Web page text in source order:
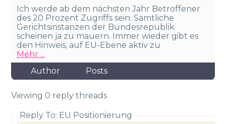
Ich werde ab dem nächsten Jahr Betroffener
des 20 Prozent Zugriffs sein. Sämtliche
Gerichtsinstanzen der Bundesrepublik
scheinen ja zu mauern. Immer wieder gibt es
den Hinweis, auf EU-Ebene aktiv zu
Mehr ...
Author
Posts
Viewing 0 reply threads
Reply To: EU Positionierung